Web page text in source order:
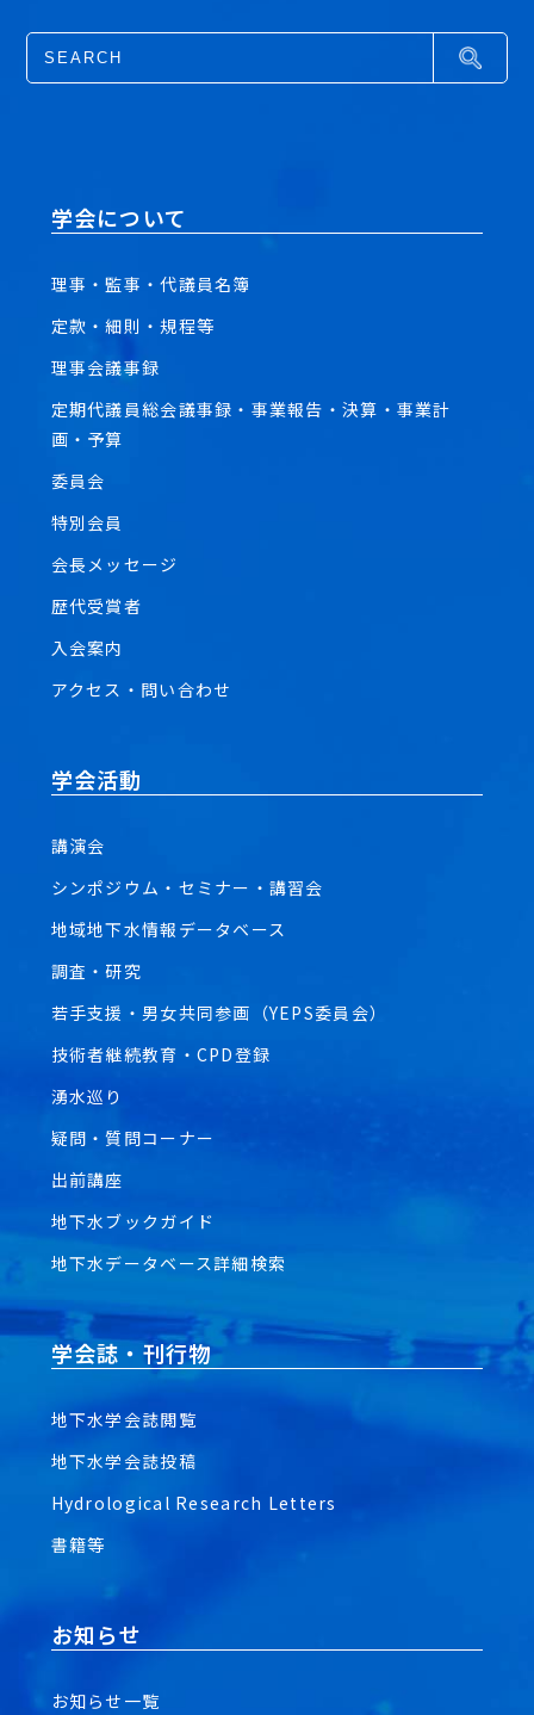
学会について
理事・監事・代議員名簿
定款・細則・規程等
理事会議事録
定期代議員総会議事録・事業報告・決算・事業計
画・予算
委員会
特別会員
会長メッセージ
歴代受賞者
入会案内
アクセス・問い合わせ
学会活動
講演会
シンポジウム・セミナー・講習会
地域地下水情報データベース
調査・研究
若手支援・男女共同参画（YEPS委員会）
技術者継続教育・CPD登録
湧水巡り
疑問・質問コーナー
出前講座
地下水ブックガイド
地下水データベース詳細検索
学会誌・刊行物
地下水学会誌閲覧
地下水学会誌投稿
Hydrological Research Letters
書籍等
お知らせ
お知らせ一覧